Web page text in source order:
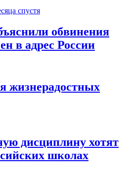
спустя
обвинения
в адрес России
жизнерадостных
дисциплину хотят
школах